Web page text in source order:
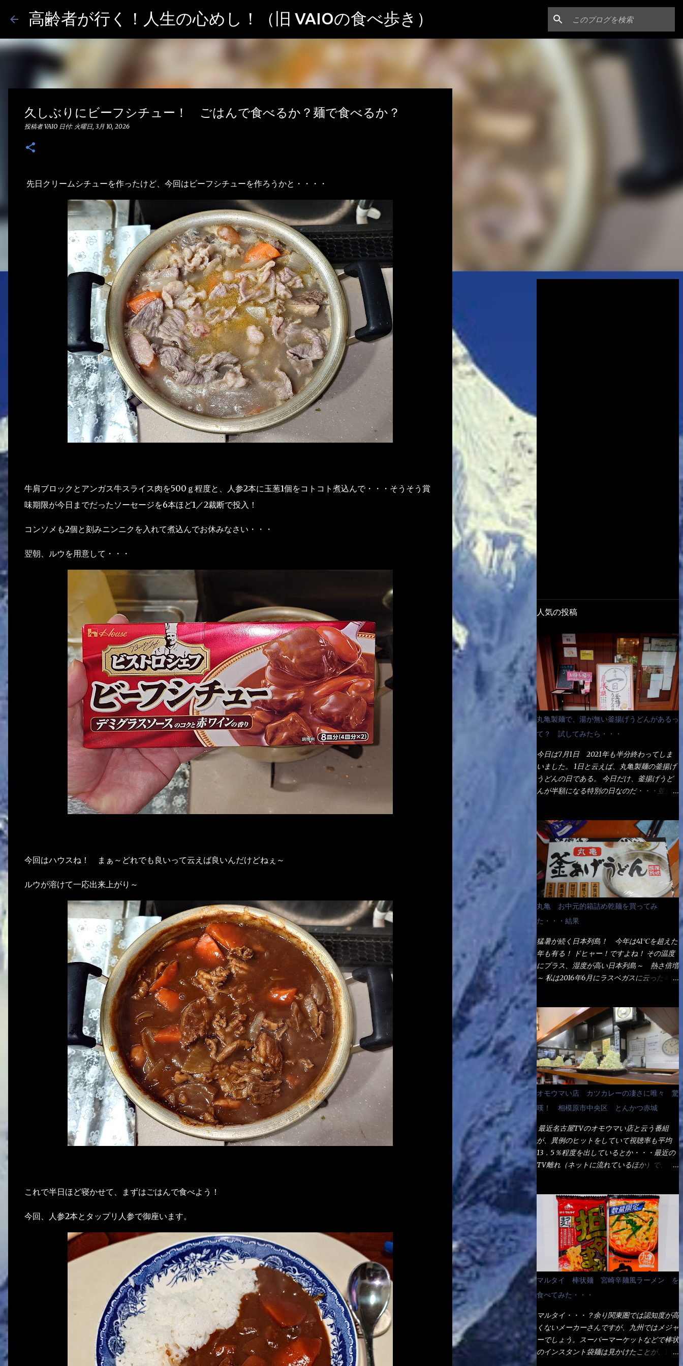
スキップしてメイン コンテンツに移動
高齢者が行く！人生の心めし！（旧 VAIOの食べ歩き）
久しぶりにビーフシチュー！ ごはんで食べるか？麺で食べるか？
投稿者VAIO 日付: 火曜日, 3月 10, 2026
先日クリームシチューを作ったけど、今回はビーフシチューを作ろうかと・・・・
牛肩ブロックとアンガス牛スライス肉を500ｇ程度と、人参2本に玉葱1個をコトコト煮込んで・・・そうそう賞
味期限が今日までだったソーセージを6本ほど1／2裁断で投入！
コンソメも2個と刻みニンニクを入れて煮込んでお休みなさい・・・
翌朝、ルウを用意して・・・
今回はハウスね！ まぁ～どれでも良いって云えば良いんだけどねぇ～
ルウが溶けて一応出来上がり～
これで半日ほど寝かせて、まずはごはんで食べよう！
今回、人参2本とタップリ人参で御座います。
人気の投稿
丸亀製麺で、湯が無い釜揚げうどんがあるっ
て？ 試してみたら・・・
今日は7月1日 2021年も半分終わってしま
いました。 1日と云えば、丸亀製麺の釜揚げ
うどんの日である。 今日だけ、釜揚げうど
んが半額になる特別の日なのだ・・・並盛
いことが2つある！ 1つめは釜揚げうどんの
湯が無い注文が通るか？ 釜揚げうどんは、
木の桶に茹で湯と共に＜うどん＞が泳いでる
～ でもコレって食べきるまで湯に浸かって
いるわけで、最初と最後では麺の固さという
かコシが違う！ だったら湯なんか要らない
じゃん！ 茹で上げ直後の麺だけいいよ！と
なるでしょう。 事前にググって調べたら、
やっぱり＜湯無し＞注文は、裏注文方法とし
てあるらしい。 それと店員によっては、理
解出来ない者も居るらしい云う事。 そこで
ランチ混雑前に、行くのが店への配慮でもあ
る。 11:20 店内に入り・・・『釜揚げうど
し？』（これだ全く理解していないな） す
ると茹で方の若い女性店員が『いい！い
い！！』とオッサンを向こうへやった。 で
サッサと、木桶を用意してうどんだけ入れて
出して来ました。 な～るほど、この事
か・・・ で今日の2021年後半1回目のサラメ
シです。 見事に木桶には湯が入っていな
い、UDONだけです。 しかし、この木桶デ
カイなぁ～ 試したいこと残りの1つが＜得＞
大しか食べていないからね、得がどれくらい
の満腹度になるのか？ この得サイズの木桶
は、銭湯で使う洗い桶サイズだなぁ～ この
木桶サイズに、満々と湯が注がれていたら食
これなら茹で上がった直後のままで、食べ進
められるじゃないか！ 別皿で、葱と天かす
を満タンに用意して、山葵も2つ。 それに湯
が無い利点として、汁が薄まらない！ これ
だよ、これ！！ 湯があると、うどんと共に
汁の方へ湯までも入ってしまう。つまりラー
メンの麺にスープが絡む現象ですな。 結
局、伸びずに汁も薄らむこともなく・・最後
の方で＜だし汁＞を少し追加しました。 腹
収まったし満足達成度100％ 苦しいと云う事
も無いな！ まだ鶏天1個位は入りそうだ
ね。 と云う事で、今回＜釜揚げうどんの湯
無し＞を試したら、確...
丸亀 お中元的箱詰め乾麺を買ってみ
た・・・結果
猛暑が続く日本列島！ 今年は41℃を超えた
年も有る！ ドヒャー！ですよね！ その温度
にプラス、湿度が高い日本列島～ 熱さ倍増
～ 私は2016年6月にラスベガスに云った事が
無いね） 処で今日は何だ！？これです。 丸
亀 釜あげうどん！ 日本には、お中元とお
歳暮という古来からの風習がある。 お中元
は、丁度お盆の夏場に日頃お世話になってい
る方への＜ご挨拶＞としての贈り物の習慣で
す。 今では、大分廃れてしまっているか
と・・・小生もお中元やお歳暮など送った事
は無い！（キッパリ） まぁ～この慣習が残
っているのは、官公庁や超大手企業戦士（昇
進目的）などの世界でしょう。 要は、ゴマ
スリ・・・てな感じかな。 丸亀製麺と云え
ば、大阪誕生→全国区（北海道と沖縄は？）
へ広がった、讃岐饂飩チェーン店大手といっ
舗に寄って違う！と云う人も居るらしい・・
そんな大手讃岐饂飩チェーン店と関係がある
のか？ 箱詰め乾麺！ このパッケージから
すれば、間違いなく贈答用目的でしょう。
そんな贈答用箱詰め饂飩・・・またもやメガ
ドンキで発見し購入！ 中身は、この様な状
態です。 乾麺の束が6束／一パックになって
おり、それが3袋入りです。 18束入りという
わけですね！900ｇの容量となり、1束／50
Amazonで1280円と云った感じです。 で私
は幾らで、メガドンキでゲットしたかって？
それは非常に言いづらい・・・色々と各方面
へ忖度して、激安だったとだけ申し上げまし
オモウマい店 カツカレーの凄さに唯々 驚
嘆！ 相模原市中央区 とんかつ赤城
最近名古屋TVのオモウマい店と云う番組
が、異例のヒットをしていて視聴率も平均
13．5％程度を出しているとか・・・最近の
TV離れ（ネットに流れているほか）で、こ
あった！ とんかつ赤城！ 老齢の女性がメ
インで調理場を仕切、老齢の男性が脇をサポ
ートし最近は若い女性がオーダーや片付けを
担当している。 まずはこれを見て欲しい！
カウンターに置かれた＜お皿＞である。 直
ぐに気づいたでしょう！ 何かキャベツが山
じゃないか！？ ハイ、山です。 これが標
準なのです。 普通のとんかつ屋のキャベツ
と比べたら、10人前ほどあるか？ 値段的に
は、メイン（主流は1,000超）＋定食セット
350円程と値段的には、それ程では安い訳で
も無いが、客足が絶えない人気店である。
そんなメニューのなかで、リーズナブルで頂
マルタイ 棒状麺 宮崎辛麺風ラーメン を
食べてみた・・・
マルタイ・・・？余り関東圏では認知度が高
くないメーカーさんですが、九州ではメジャ
ーでしょう。スーパーマーケットなどで棒状
のインスタント袋麺は見かけたことが、1度